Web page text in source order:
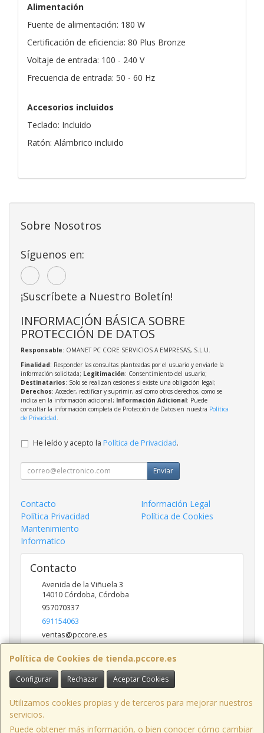
Alimentación
Fuente de alimentación: 180 W
Certificación de eficiencia: 80 Plus Bronze
Voltaje de entrada: 100 - 240 V
Frecuencia de entrada: 50 - 60 Hz
Accesorios incluidos
Teclado: Incluido
Ratón: Alámbrico incluido
Política de Cookies de tienda.pccore.es
Configurar Rechazar Aceptar Cookies
Utilizamos cookies propias y de terceros para mejorar nuestros
servicios.
Puede obtener más información, o bien conocer cómo cambiar
Sobre Nosotros
Síguenos en:
¡Suscríbete a Nuestro Boletín!
INFORMACIÓN BÁSICA SOBRE
PROTECCIÓN DE DATOS
Responsable: OMANET PC CORE SERVICIOS A EMPRESAS, S.L.U.
Finalidad: Responder las consultas planteadas por el usuario y enviarle la
información solicitada; Legitimación: Consentimiento del usuario;
Destinatarios: Solo se realizan cesiones si existe una obligación legal;
Derechos: Acceder, rectificar y suprimir, así como otros derechos, como se
indica en la información adicional; Información Adicional: Puede
consultar la información completa de Protección de Datos en nuestra Política
de Privacidad
He leído y acepto la Política de Privacidad.
Enviar
Contacto
Información Legal
Política Privacidad
Política de Cookies
Mantenimiento
Informatico
Contacto
Avenida de la Viñuela 3
14010 Córdoba, Córdoba
957070337
691154063
ventas@pccore.es
Horario
10-13:30